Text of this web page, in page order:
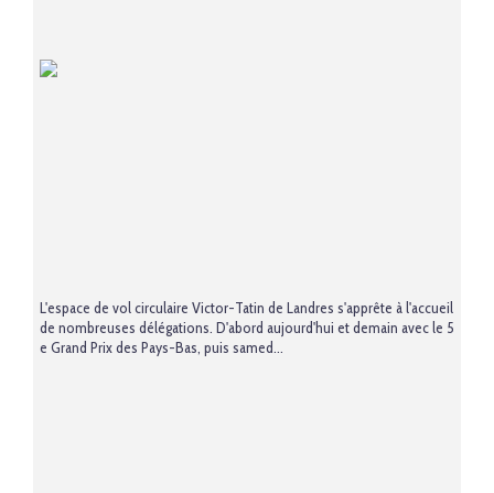
L'espace de vol circulaire Victor-Tatin de Landres s'apprête à l'accueil
de nombreuses délégations. D'abord aujourd'hui et demain avec le 5
e Grand Prix des Pays-Bas, puis samed...